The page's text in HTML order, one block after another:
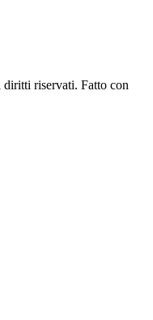
riservati. Fatto con